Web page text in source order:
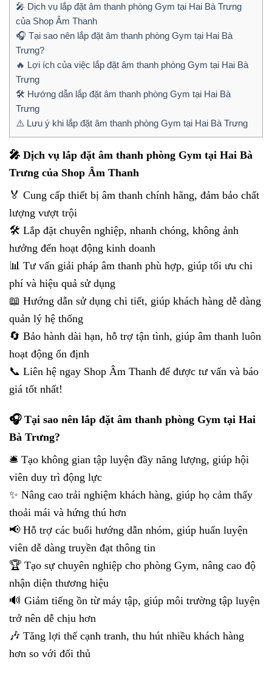
🎤 Dịch vụ lắp đặt âm thanh phòng Gym tại Hai Bà Trưng
của Shop Âm Thanh
🎧 Tại sao nên lắp đặt âm thanh phòng Gym tại Hai Bà
Trưng?
🔥 Lợi ích của việc lắp đặt âm thanh phòng Gym tại Hai Bà
Trưng
🛠 Hướng dẫn lắp đặt âm thanh phòng Gym tại Hai Bà
Trưng
⚠️ Lưu ý khi lắp đặt âm thanh phòng Gym tại Hai Bà Trưng
🎤 Dịch vụ lắp đặt âm thanh phòng Gym tại Hai Bà
Trưng của Shop Âm Thanh
🏅 Cung cấp thiết bị âm thanh chính hãng, đảm bảo chất
lượng vượt trội
🛠 Lắp đặt chuyên nghiệp, nhanh chóng, không ảnh
hưởng đến hoạt động kinh doanh
📊 Tư vấn giải pháp âm thanh phù hợp, giúp tối ưu chi
phí và hiệu quả sử dụng
📖 Hướng dẫn sử dụng chi tiết, giúp khách hàng dễ dàng
quản lý hệ thống
🔄 Bảo hành dài hạn, hỗ trợ tận tình, giúp âm thanh luôn
hoạt động ổn định
📞 Liên hệ ngay Shop Âm Thanh để được tư vấn và báo
giá tốt nhất!
🎧 Tại sao nên lắp đặt âm thanh phòng Gym tại Hai
Bà Trưng?
🛎 Tạo không gian tập luyện đầy năng lượng, giúp hội
viên duy trì động lực
✨ Nâng cao trải nghiệm khách hàng, giúp họ cảm thấy
thoải mái và hứng thú hơn
📢 Hỗ trợ các buổi hướng dẫn nhóm, giúp huấn luyện
viên dễ dàng truyền đạt thông tin
🏆 Tạo sự chuyên nghiệp cho phòng Gym, nâng cao độ
nhận diện thương hiệu
🔊 Giảm tiếng ồn từ máy tập, giúp môi trường tập luyện
trở nên dễ chịu hơn
🎶 Tăng lợi thế cạnh tranh, thu hút nhiều khách hàng
hơn so với đối thủ